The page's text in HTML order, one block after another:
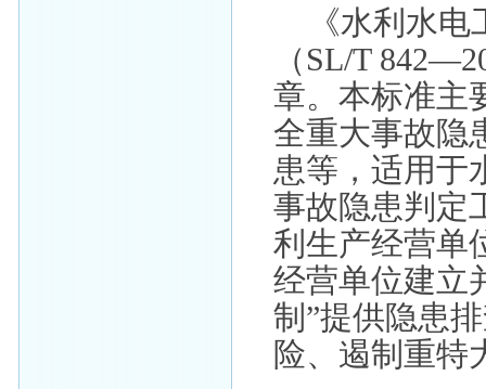
《水利水
（SL/T
章。本标准主
全重大事故隐
患等，适用于
事故隐患判定
利生产经营单
经营单位建立
制”提供隐患
险、遏制重特